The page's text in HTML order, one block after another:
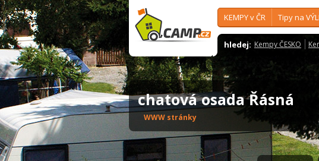
KEMPY v ČR Tipy na
hledej: Kempy ČESKO
chatová osada Řásná
WWW stránky